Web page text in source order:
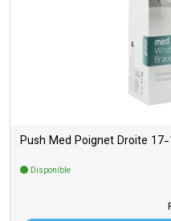
Push Med Poignet Droite
Disponible